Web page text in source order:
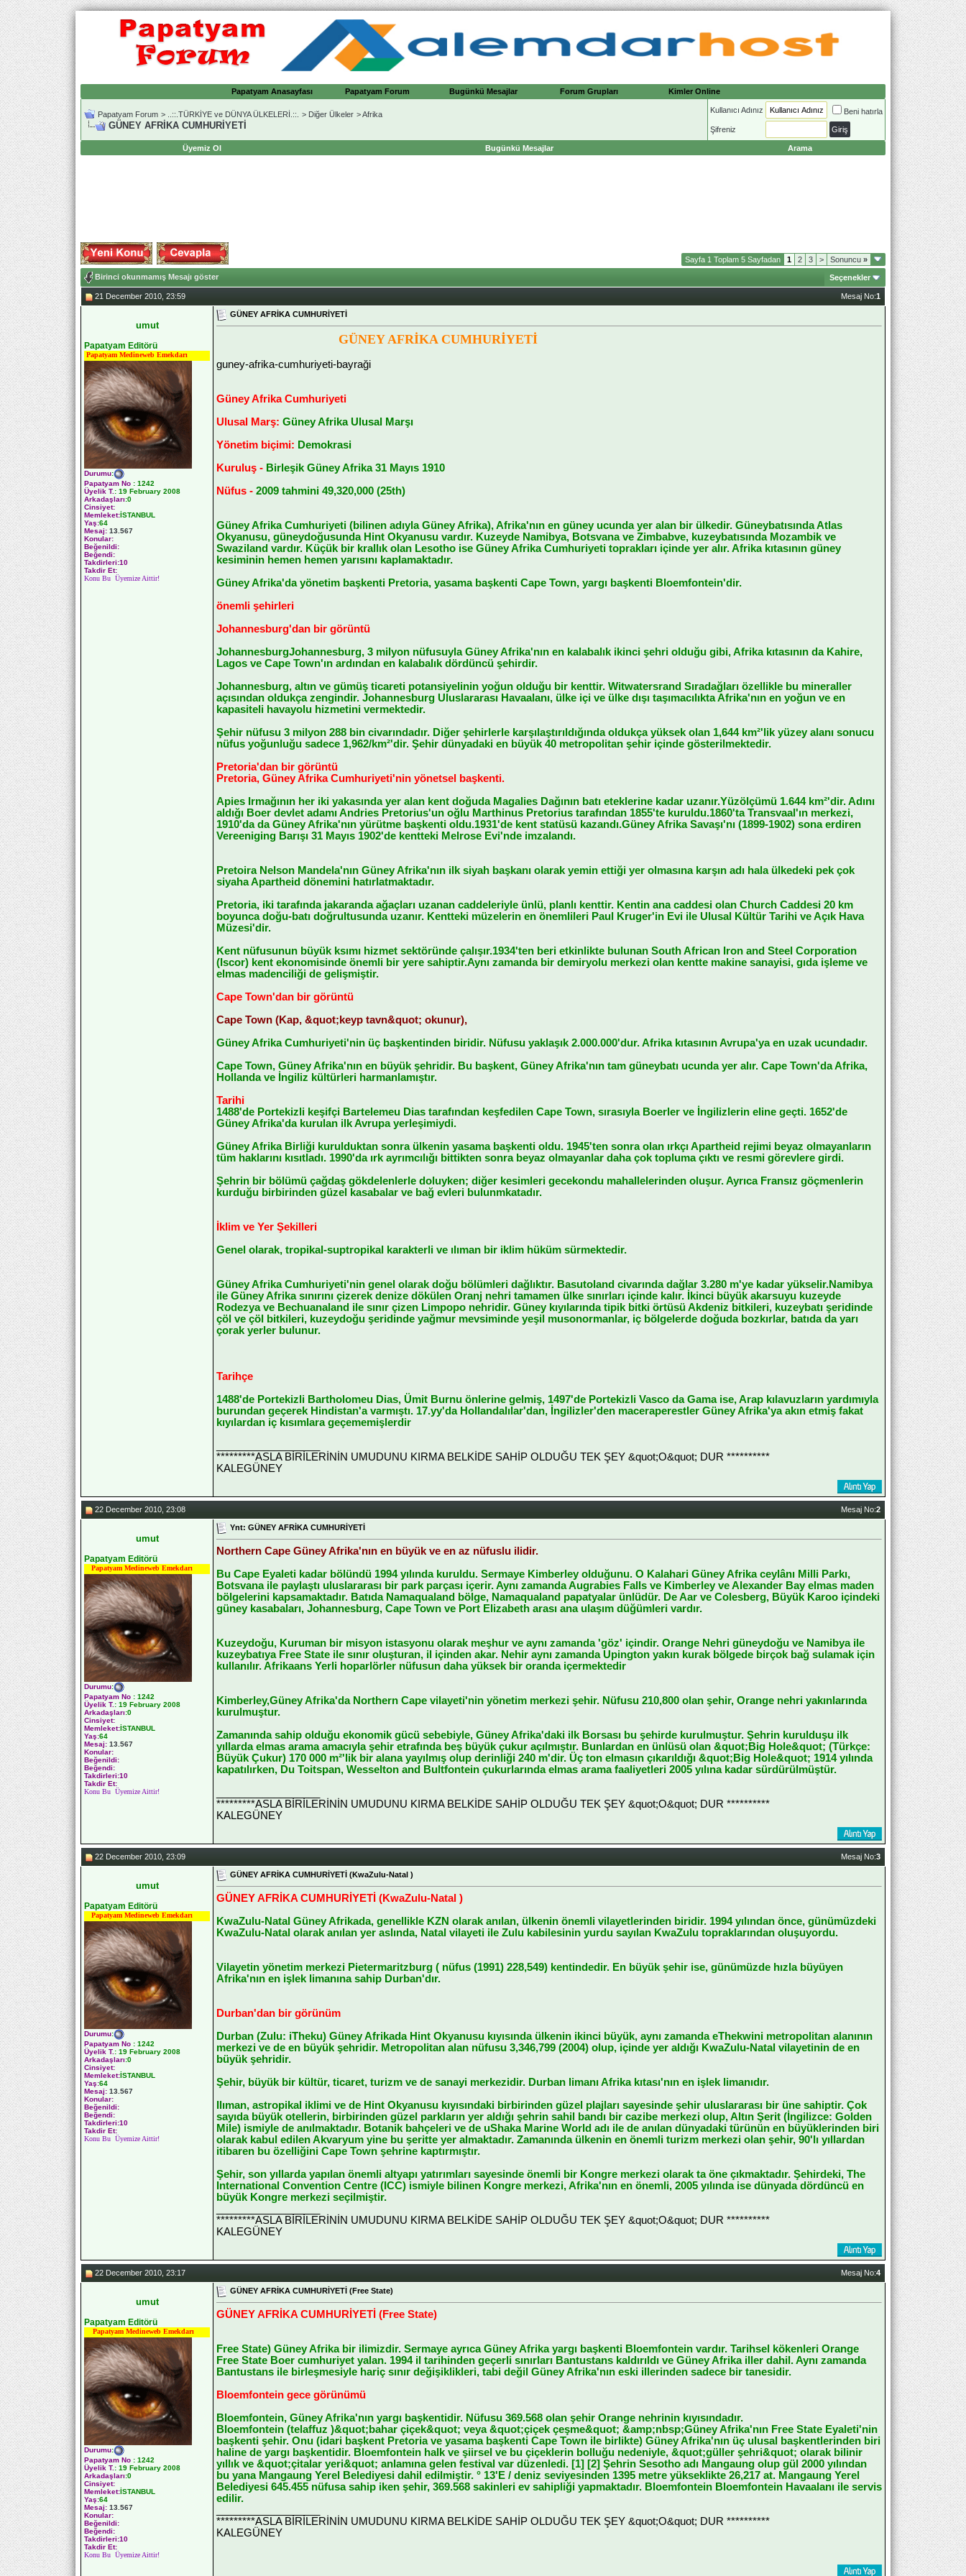
Papatyam Anasayfası Papatyam Forum Bugünkü Mesajlar Forum Grupları Kimler Online
Papatyam Forum > ..::.TÜRKİYE ve DÜNYA ÜLKELERİ.::. > Diğer Ülkeler >Afrika
GÜNEY AFRİKA CUMHURİYETİ
Kullanıcı Adınız Beni hatırla
Şifreniz
Üyemiz Ol Bugünkü Mesajlar Arama
Sayfa 1 Toplam 5 Sayfadan 1 2 3 > Sonuncu »
Birinci okunmamış Mesajı göster
Seçenekler
21 December 2010, 23:59 Mesaj No:1
umut
Papatyam Editörü
Papatyam Medineweb Emekdarı
Durumu:
Papatyam No : 1242
Üyelik T.: 19 February 2008
Arkadaşları:0
Cinsiyet:
Memleket:İSTANBUL
Yaş:64
Mesaj: 13.567
Konular:
Beğenildi:
Beğendi:
Takdirleri:10
Takdir Et:
Konu Bu Üyemize Aittir!
GÜNEY AFRİKA CUMHURİYETİ
GÜNEY AFRİKA CUMHURİYETİ
guney-afrika-cumhuriyeti-bayraği
Güney Afrika Cumhuriyeti
Ulusal Marş: Güney Afrika Ulusal Marşı
Yönetim biçimi: Demokrasi
Kuruluş - Birleşik Güney Afrika 31 Mayıs 1910
Nüfus - 2009 tahmini 49,320,000 (25th)
Güney Afrika Cumhuriyeti (bilinen adıyla Güney Afrika), Afrika'nın en güney ucunda yer alan bir ülkedir. Güneybatısında Atlas
Okyanusu, güneydoğusunda Hint Okyanusu vardır. Kuzeyde Namibya, Botsvana ve Zimbabve, kuzeybatısında Mozambik ve
Swaziland vardır. Küçük bir krallık olan Lesotho ise Güney Afrika Cumhuriyeti toprakları içinde yer alır. Afrika kıtasının güney
kesiminin hemen hemen yarısını kaplamaktadır.
Güney Afrika'da yönetim başkenti Pretoria, yasama başkenti Cape Town, yargı başkenti Bloemfontein'dir.
önemli şehirleri
Johannesburg'dan bir görüntü
JohannesburgJohannesburg, 3 milyon nüfusuyla Güney Afrika'nın en kalabalık ikinci şehri olduğu gibi, Afrika kıtasının da Kahire,
Lagos ve Cape Town'ın ardından en kalabalık dördüncü şehirdir.
Johannesburg, altın ve gümüş ticareti potansiyelinin yoğun olduğu bir kenttir. Witwatersrand Sıradağları özellikle bu mineraller
açısından oldukça zengindir. Johannesburg Uluslararası Havaalanı, ülke içi ve ülke dışı taşımacılıkta Afrika'nın en yoğun ve en
kapasiteli havayolu hizmetini vermektedir.
Şehir nüfusu 3 milyon 288 bin civarındadır. Diğer şehirlerle karşılaştırıldığında oldukça yüksek olan 1,644 km²'lik yüzey alanı sonucu
nüfus yoğunluğu sadece 1,962/km²'dir. Şehir dünyadaki en büyük 40 metropolitan şehir içinde gösterilmektedir.
Pretoria'dan bir görüntü
Pretoria, Güney Afrika Cumhuriyeti'nin yönetsel başkenti.
Apies Irmağının her iki yakasında yer alan kent doğuda Magalies Dağının batı eteklerine kadar uzanır.Yüzölçümü 1.644 km²'dir. Adını
aldığı Boer devlet adamı Andries Pretorius'un oğlu Marthinus Pretorius tarafından 1855'te kuruldu.1860'ta Transvaal'ın merkezi,
1910'da da Güney Afrika'nın yürütme başkenti oldu.1931'de kent statüsü kazandı.Güney Afrika Savaşı'nı (1899-1902) sona erdiren
Vereeniging Barışı 31 Mayıs 1902'de kentteki Melrose Evi'nde imzalandı.
Pretoira Nelson Mandela'nın Güney Afrika'nın ilk siyah başkanı olarak yemin ettiği yer olmasına karşın adı hala ülkedeki pek çok
siyaha Apartheid dönemini hatırlatmaktadır.
Pretoria, iki tarafında jakaranda ağaçları uzanan caddeleriyle ünlü, planlı kenttir. Kentin ana caddesi olan Church Caddesi 20 km
boyunca doğu-batı doğrultusunda uzanır. Kentteki müzelerin en önemlileri Paul Kruger'in Evi ile Ulusal Kültür Tarihi ve Açık Hava
Müzesi'dir.
Kent nüfusunun büyük ksımı hizmet sektöründe çalışır.1934'ten beri etkinlikte bulunan South African Iron and Steel Corporation
(Iscor) kent ekonomisinde önemli bir yere sahiptir.Aynı zamanda bir demiryolu merkezi olan kentte makine sanayisi, gıda işleme ve
elmas madenciliği de gelişmiştir.
Cape Town'dan bir görüntü
Cape Town (Kap, &quot;keyp tavn&quot; okunur),
Güney Afrika Cumhuriyeti'nin üç başkentinden biridir. Nüfusu yaklaşık 2.000.000'dur. Afrika kıtasının Avrupa'ya en uzak ucundadır.
Cape Town, Güney Afrika'nın en büyük şehridir. Bu başkent, Güney Afrika'nın tam güneybatı ucunda yer alır. Cape Town'da Afrika,
Hollanda ve İngiliz kültürleri harmanlamıştır.
Tarihi
1488'de Portekizli keşifçi Bartelemeu Dias tarafından keşfedilen Cape Town, sırasıyla Boerler ve İngilizlerin eline geçti. 1652'de
Güney Afrika'da kurulan ilk Avrupa yerleşimiydi.
Güney Afrika Birliği kurulduktan sonra ülkenin yasama başkenti oldu. 1945'ten sonra olan ırkçı Apartheid rejimi beyaz olmayanların
tüm haklarını kısıtladı. 1990'da ırk ayrımcılığı bittikten sonra beyaz olmayanlar daha çok topluma çıktı ve resmi görevlere girdi.
Şehrin bir bölümü çağdaş gökdelenlerle doluyken; diğer kesimleri gecekondu mahallelerinden oluşur. Ayrıca Fransız göçmenlerin
kurduğu birbirinden güzel kasabalar ve bağ evleri bulunmkatadır.
İklim ve Yer Şekilleri
Genel olarak, tropikal-suptropikal karakterli ve ılıman bir iklim hüküm sürmektedir.
Güney Afrika Cumhuriyeti'nin genel olarak doğu bölümleri dağlıktır. Basutoland civarında dağlar 3.280 m'ye kadar yükselir.Namibya
ile Güney Afrika sınırını çizerek denize dökülen Oranj nehri tamamen ülke sınırları içinde kalır. İkinci büyük akarsuyu kuzeyde
Rodezya ve Bechuanaland ile sınır çizen Limpopo nehridir. Güney kıyılarında tipik bitki örtüsü Akdeniz bitkileri, kuzeybatı şeridinde
çöl ve çöl bitkileri, kuzeydoğu şeridinde yağmur mevsiminde yeşil musonormanlar, iç bölgelerde doğuda bozkırlar, batıda da yarı
çorak yerler bulunur.
Tarihçe
1488'de Portekizli Bartholomeu Dias, Ümit Burnu önlerine gelmiş, 1497'de Portekizli Vasco da Gama ise, Arap kılavuzların yardımıyla
burundan geçerek Hindistan'a varmıştı. 17.yy'da Hollandalılar'dan, İngilizler'den maceraperestler Güney Afrika'ya akın etmiş fakat
kıyılardan iç kısımlara geçememişlerdir
*********ASLA BİRİLERİNİN UMUDUNU KIRMA BELKİDE SAHİP OLDUĞU TEK ŞEY &quot;O&quot; DUR **********
KALEGÜNEY
22 December 2010, 23:08 Mesaj No:2
umut
Papatyam Editörü
Papatyam Medineweb Emekdarı
Durumu:
Papatyam No : 1242
Üyelik T.: 19 February 2008
Arkadaşları:0
Cinsiyet:
Memleket:İSTANBUL
Yaş:64
Mesaj: 13.567
Konular:
Beğenildi:
Beğendi:
Takdirleri:10
Takdir Et:
Konu Bu Üyemize Aittir!
Ynt: GÜNEY AFRİKA CUMHURİYETİ
Northern Cape Güney Afrika'nın en büyük ve en az nüfuslu ilidir.
Bu Cape Eyaleti kadar bölündü 1994 yılında kuruldu. Sermaye Kimberley olduğunu. O Kalahari Güney Afrika ceylânı Milli Parkı,
Botsvana ile paylaştı uluslararası bir park parçası içerir. Aynı zamanda Augrabies Falls ve Kimberley ve Alexander Bay elmas maden
bölgelerini kapsamaktadır. Batıda Namaqualand bölge, Namaqualand papatyalar ünlüdür. De Aar ve Colesberg, Büyük Karoo içindeki
güney kasabaları, Johannesburg, Cape Town ve Port Elizabeth arası ana ulaşım düğümleri vardır.
Kuzeydoğu, Kuruman bir misyon istasyonu olarak meşhur ve aynı zamanda 'göz' içindir. Orange Nehri güneydoğu ve Namibya ile
kuzeybatıya Free State ile sınır oluşturan, il içinden akar. Nehir aynı zamanda Upington yakın kurak bölgede birçok bağ sulamak için
kullanılır. Afrikaans Yerli hoparlörler nüfusun daha yüksek bir oranda içermektedir
Kimberley,Güney Afrika'da Northern Cape vilayeti'nin yönetim merkezi şehir. Nüfusu 210,800 olan şehir, Orange nehri yakınlarında
kurulmuştur.
Zamanında sahip olduğu ekonomik gücü sebebiyle, Güney Afrika'daki ilk Borsası bu şehirde kurulmuştur. Şehrin kurulduşu ilk
yıllarda elmas arama amacıyla şehir etrafında beş büyük çukur açılmıştır. Bunlardan en ünlüsü olan &quot;Big Hole&quot; (Türkçe:
Büyük Çukur) 170 000 m²'lik bir alana yayılmış olup derinliği 240 m'dir. Üç ton elmasın çıkarıldığı &quot;Big Hole&quot; 1914 yılında
kapatılırken, Du Toitspan, Wesselton and Bultfontein çukurlarında elmas arama faaliyetleri 2005 yılına kadar sürdürülmüştür.
*********ASLA BİRİLERİNİN UMUDUNU KIRMA BELKİDE SAHİP OLDUĞU TEK ŞEY &quot;O&quot; DUR **********
KALEGÜNEY
22 December 2010, 23:09 Mesaj No:3
umut
Papatyam Editörü
Papatyam Medineweb Emekdarı
Durumu:
Papatyam No : 1242
Üyelik T.: 19 February 2008
Arkadaşları:0
Cinsiyet:
Memleket:İSTANBUL
Yaş:64
Mesaj: 13.567
Konular:
Beğenildi:
Beğendi:
Takdirleri:10
Takdir Et:
Konu Bu Üyemize Aittir!
GÜNEY AFRİKA CUMHURİYETİ (KwaZulu-Natal )
GÜNEY AFRİKA CUMHURİYETİ (KwaZulu-Natal )
KwaZulu-Natal Güney Afrikada, genellikle KZN olarak anılan, ülkenin önemli vilayetlerinden biridir. 1994 yılından önce, günümüzdeki
KwaZulu-Natal olarak anılan yer aslında, Natal vilayeti ile Zulu kabilesinin yurdu sayılan KwaZulu topraklarından oluşuyordu.
Vilayetin yönetim merkezi Pietermaritzburg ( nüfus (1991) 228,549) kentindedir. En büyük şehir ise, günümüzde hızla büyüyen
Afrika'nın en işlek limanına sahip Durban'dır.
Durban'dan bir görünüm
Durban (Zulu: iTheku) Güney Afrikada Hint Okyanusu kıyısında ülkenin ikinci büyük, aynı zamanda eThekwini metropolitan alanının
merkezi ve de en büyük şehridir. Metropolitan alan nüfusu 3,346,799 (2004) olup, içinde yer aldığı KwaZulu-Natal vilayetinin de en
büyük şehridir.
Şehir, büyük bir kültür, ticaret, turizm ve de sanayi merkezidir. Durban limanı Afrika kıtası'nın en işlek limanıdır.
Ilıman, astropikal iklimi ve de Hint Okyanusu kıyısındaki birbirinden güzel plajları sayesinde şehir uluslararası bir üne sahiptir. Çok
sayıda büyük otellerin, birbirinden güzel parkların yer aldığı şehrin sahil bandı bir cazibe merkezi olup, Altın Şerit (İngilizce: Golden
Mile) ismiyle de anılmaktadır. Botanik bahçeleri ve de uShaka Marine World adı ile de anılan dünyadaki türünün en büyüklerinden biri
olarak kabul edilen Akvaryum yine bu şeritte yer almaktadır. Zamanında ülkenin en önemli turizm merkezi olan şehir, 90'lı yıllardan
itibaren bu özelliğini Cape Town şehrine kaptırmıştır.
Şehir, son yıllarda yapılan önemli altyapı yatırımları sayesinde önemli bir Kongre merkezi olarak ta öne çıkmaktadır. Şehirdeki, The
International Convention Centre (ICC) ismiyle bilinen Kongre merkezi, Afrika'nın en önemli, 2005 yılında ise dünyada dördüncü en
büyük Kongre merkezi seçilmiştir.
*********ASLA BİRİLERİNİN UMUDUNU KIRMA BELKİDE SAHİP OLDUĞU TEK ŞEY &quot;O&quot; DUR **********
KALEGÜNEY
22 December 2010, 23:17 Mesaj No:4
umut
Papatyam Editörü
Papatyam Medineweb Emekdarı
Durumu:
Papatyam No : 1242
Üyelik T.: 19 February 2008
Arkadaşları:0
Cinsiyet:
Memleket:İSTANBUL
Yaş:64
Mesaj: 13.567
Konular:
Beğenildi:
Beğendi:
Takdirleri:10
Takdir Et:
Konu Bu Üyemize Aittir!
GÜNEY AFRİKA CUMHURİYETİ (Free State)
GÜNEY AFRİKA CUMHURİYETİ (Free State)
Free State) Güney Afrika bir ilimizdir. Sermaye ayrıca Güney Afrika yargı başkenti Bloemfontein vardır. Tarihsel kökenleri Orange
Free State Boer cumhuriyet yalan. 1994 il tarihinden geçerli sınırları Bantustans kaldırıldı ve Güney Afrika iller dahil. Aynı zamanda
Bantustans ile birleşmesiyle hariç sınır değişiklikleri, tabi değil Güney Afrika'nın eski illerinden sadece bir tanesidir.
Bloemfontein gece görünümü
Bloemfontein, Güney Afrika'nın yargı başkentidir. Nüfusu 369.568 olan şehir Orange nehrinin kıyısındadır.
Bloemfontein (telaffuz )&quot;bahar çiçek&quot; veya &quot;çiçek çeşme&quot; &amp;nbsp;Güney Afrika'nın Free State Eyaleti'nin
başkenti şehir. Onu (idari başkent Pretoria ve yasama başkenti Cape Town ile birlikte) Güney Afrika'nın üç ulusal başkentlerinden biri
haline de yargı başkentidir. Bloemfontein halk ve şiirsel ve bu çiçeklerin bolluğu nedeniyle, &quot;güller şehri&quot; olarak bilinir
yıllık ve &quot;çitalar yeri&quot; anlamına gelen festival var düzenledi. [1] [2] Şehrin Sesotho adı Mangaung olup gül 2000 yılından
bu yana Mangaung Yerel Belediyesi dahil edilmiştir. ° 13'E / deniz seviyesinden 1395 metre yükseklikte 26,217 at. Mangaung Yerel
Belediyesi 645.455 nüfusa sahip iken şehir, 369.568 sakinleri ev sahipliği yapmaktadır. Bloemfontein Bloemfontein Havaalanı ile servis
edilir.
*********ASLA BİRİLERİNİN UMUDUNU KIRMA BELKİDE SAHİP OLDUĞU TEK ŞEY &quot;O&quot; DUR **********
KALEGÜNEY